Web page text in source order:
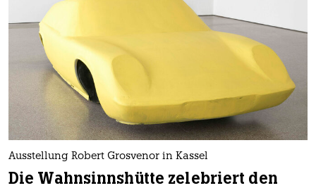
Ausstellung Robert Grosvenor in Kassel
Die Wahnsinnshütte zelebriert den